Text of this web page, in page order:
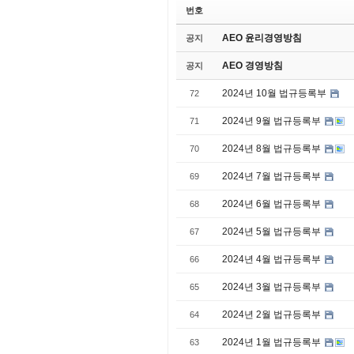
번호
공지 AEO 윤리경영방침
공지 AEO 경영방침
72 2024년 10월 법규등록부
71 2024년 9월 법규등록부
70 2024년 8월 법규등록부
69 2024년 7월 법규등록부
68 2024년 6월 법규등록부
67 2024년 5월 법규등록부
66 2024년 4월 법규등록부
65 2024년 3월 법규등록부
64 2024년 2월 법규등록부
63 2024년 1월 법규등록부